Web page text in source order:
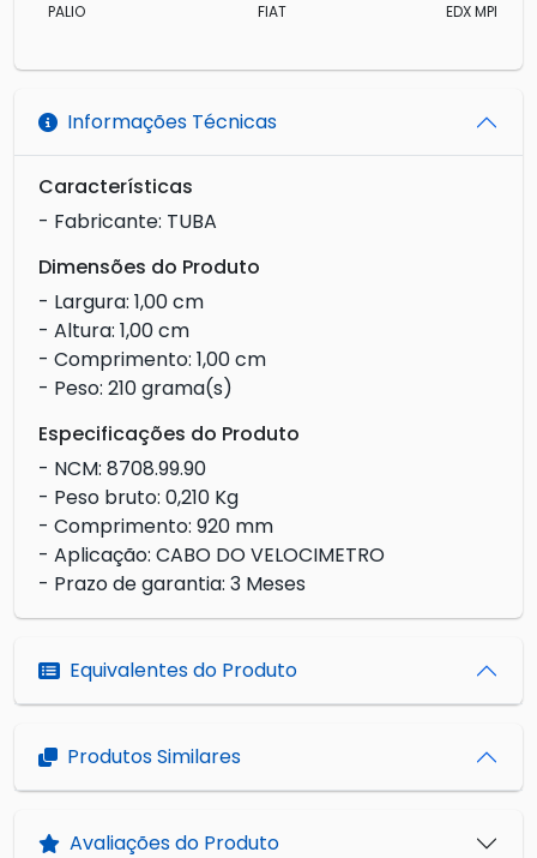
PALIO FIAT EDX MPI
Informações Técnicas
Características
- Fabricante: TUBA
Dimensões do Produto
- Largura: 1,00 cm
- Altura: 1,00 cm
- Comprimento: 1,00 cm
- Peso: 210 grama(s)
Especificações do Produto
- NCM: 8708.99.90
- Peso bruto: 0,210 Kg
- Comprimento: 920 mm
- Aplicação: CABO DO VELOCIMETRO
- Prazo de garantia: 3 Meses
Equivalentes do Produto
Produtos Similares
Avaliações do Produto